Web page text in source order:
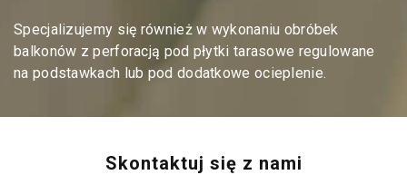
Specjalizujemy się również w wykonaniu obróbek
balkonów z perforacją pod płytki tarasowe regulowane
na podstawkach lub pod dodatkowe ocieplenie.
Skontaktuj się z nami